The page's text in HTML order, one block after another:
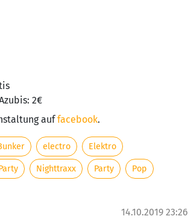
14.10.2019 23:26
2€
auffacebook.
electro Elektro
Nighttraxx Party Pop